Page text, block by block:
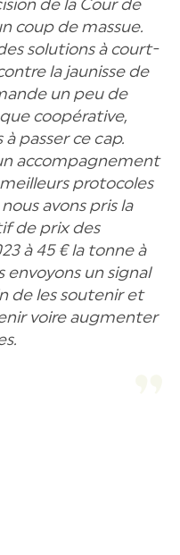
de la Cour de
coup de massue.
solutions à court-
la jaunisse de
un peu de
coopérative,
à passer ce cap.
accompagnement
protocoles
avons pris la
de prix des
à 45 € la tonne à
envoyons un signal
de les soutenir et
voire augmenter